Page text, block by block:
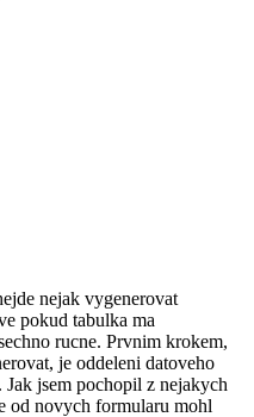
nejak vygenerovat
pokud tabulka ma
rucne. Prvnim krokem,
je oddeleni datoveho
jsem pochopil z nejakych
od novych formularu mohl